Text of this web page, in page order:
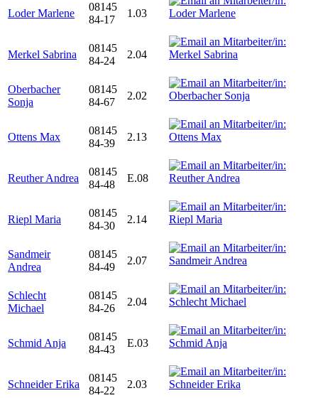
Loder Marlene
08145
84-17
1.03
Merkel Sabrina
08145
84-24
2.04
Oberbacher
Sonja
08145
84-67
2.02
Ottens Max
08145
84-39
2.13
Reuther Andrea
08145
84-48
E.08
Riepl Maria
08145
84-30
2.14
Sandmeir
Andrea
08145
84-49
2.07
Schlecht
Michael
08145
84-26
2.04
Schmid Anja
08145
84-43
E.03
Schneider Erika
08145
84-22
2.03